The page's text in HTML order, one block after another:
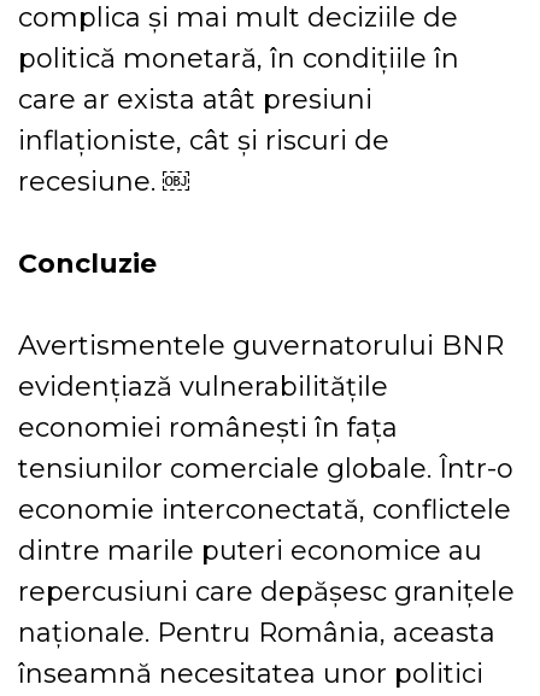
complica și mai mult deciziile de
politică monetară, în condițiile în
care ar exista atât presiuni
inflaționiste, cât și riscuri de
recesiune. ￼
Concluzie
Avertismentele guvernatorului BNR
evidențiază vulnerabilitățile
economiei românești în fața
tensiunilor comerciale globale. Într-o
economie interconectată, conflictele
dintre marile puteri economice au
repercusiuni care depășesc granițele
naționale. Pentru România, aceasta
înseamnă necesitatea unor politici